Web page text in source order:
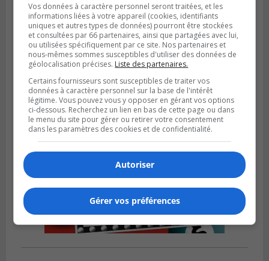
LONGUEUIL
Publié le 5 août 2026 à 08h38
Les Ducs s’inclinent 4‑3 face à ABC 16U
dans un match serré à Longueuil
Vos données à caractère personnel seront traitées, et les
informations liées à votre appareil (cookies, identifiants
uniques et autres types de données) pourront être stockées
et consultées par 66 partenaires, ainsi que partagées avec lui,
ou utilisées spécifiquement par ce site. Nos partenaires et
nous-mêmes sommes susceptibles d'utiliser des données de
géolocalisation précises. Liste des partenaires.
Certains fournisseurs sont susceptibles de traiter vos
données à caractère personnel sur la base de l'intérêt
légitime. Vous pouvez vous y opposer en gérant vos options
ci-dessous. Recherchez un lien en bas de cette page ou dans
le menu du site pour gérer ou retirer votre consentement
dans les paramètres des cookies et de confidentialité.
Autoriser
Gérer vos préférences